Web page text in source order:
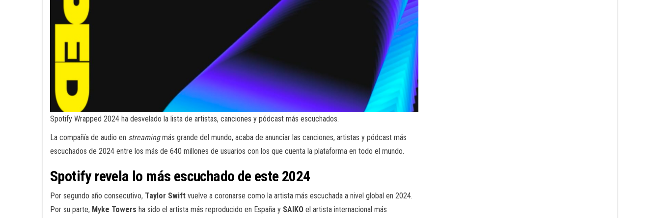
Spotify Wrapped 2024 ha desvelado la lista de artistas, canciones y pódcast más escuchados.
La compañía de audio en streamingmás grande del mundo, acaba de anunciar las canciones, artistas y pódcast más
escuchados de 2024 entre los más de 640 millones de usuarios con los que cuenta la plataforma en todo el mundo.
Spotify revela lo más escuchado de este 2024
Por segundo año consecutivo, Taylor Swift vuelve a coronarse como la artista más escuchada a nivel global en 2024.
Por su parte, Myke Towers ha sido el artista más reproducido en España y SAIKO el artista internacional más